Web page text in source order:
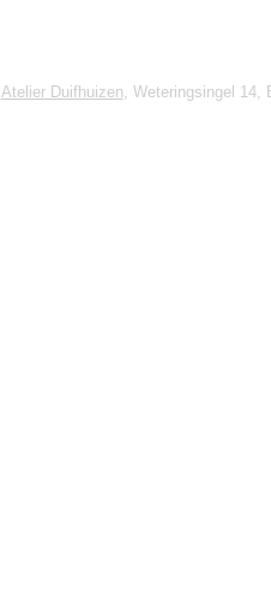
Atelier Duifhuizen, Weteringsingel 14,